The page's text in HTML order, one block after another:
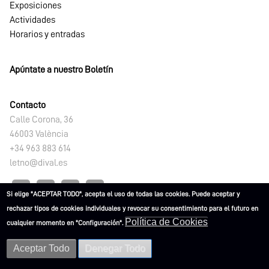
Exposiciones
Actividades
Horarios y entradas
Apúntate a nuestro Boletín
Contacto
Calle Corona, 36
46003 València
+34 963 883 614
letno@dival.es
Advertencias
Política de
Si elige "ACEPTAR TODO", acepta el uso de todas las cookies. Puede aceptar y
rechazar tipos de cookies individuales y revocar su consentimiento para el futuro en
cualquier momento en "Configuración". Política de Cookies
Aceptar Todo Denegar Todo